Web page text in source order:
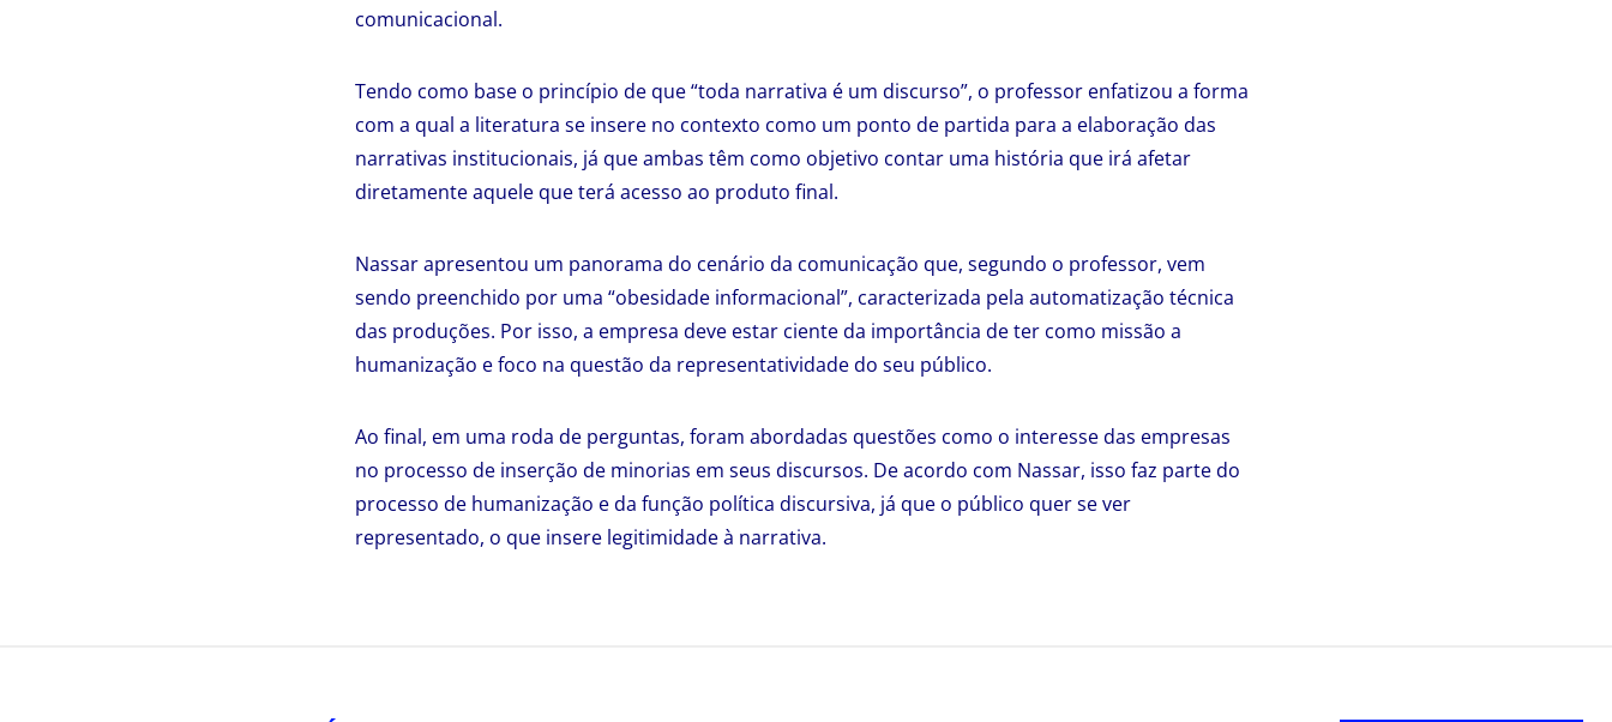
comunicacional.
Tendo como base o princípio de que “toda narrativa é um discurso”, o professor enfatizou a forma
com a qual a literatura se insere no contexto como um ponto de partida para a elaboração das
narrativas institucionais, já que ambas têm como objetivo contar uma história que irá afetar
diretamente aquele que terá acesso ao produto final.
Nassar apresentou um panorama do cenário da comunicação que, segundo o professor, vem
sendo preenchido por uma “obesidade informacional”, caracterizada pela automatização técnica
das produções. Por isso, a empresa deve estar ciente da importância de ter como missão a
humanização e foco na questão da representatividade do seu público.
Ao final, em uma roda de perguntas, foram abordadas questões como o interesse das empresas
no processo de inserção de minorias em seus discursos. De acordo com Nassar, isso faz parte do
processo de humanização e da função política discursiva, já que o público quer se ver
representado, o que insere legitimidade à narrativa.